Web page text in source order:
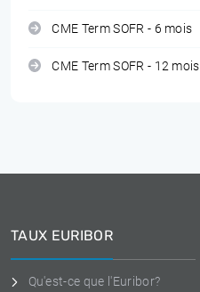
CME Term SOFR - 6 mois
CME Term SOFR - 12 mois
TAUX EURIBOR
Qu'est-ce que l'Euribor?